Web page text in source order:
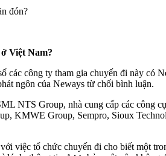
đón?
Việt Nam?
các công ty tham gia chuyến đi này
ngôn của Neways từ chối bình luận.
NTS Group, nhà cung cấp các công
KMWE Group, Sempro, Sioux
việc tổ chức chuyến đi cho biết một